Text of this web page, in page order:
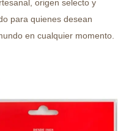
origen selecto y
para quienes desean
en cualquier momento.